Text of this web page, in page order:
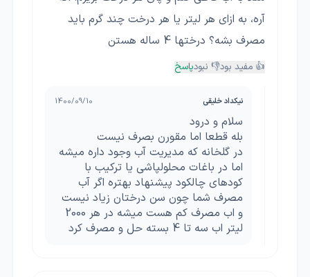
آره، به ازای هر لیتر یا هر درخت چند گرم باید
مصرف بشه؟ درختها 4 ساله هستن
👍 مفید بود👎 نبودپاسخ
نیکداد خلیقی 1400/09/10
سلام و درود
بله قطعا اما مقورن بصرف نیست
در گلخانه که مدیریت آب وجود داره میشه
اما در باغات محلولپاشی یا ترکیب با
کودهای چالکود پیشنهاد بهتره اگر آب
مصرف شما چون سن درختان زیاد نیست
و اب مصرف کم هست میشه در هر 2000
لیتر اب سه تا 4 بسته حل و مصرف کرد